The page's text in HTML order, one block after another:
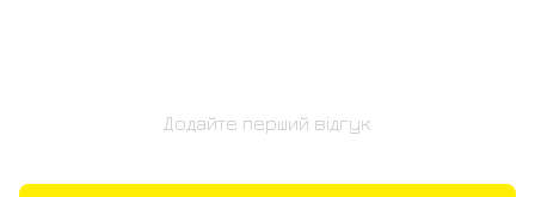
Додайте перший відгук